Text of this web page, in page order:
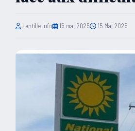
Lentille Info 15 mai 2025 15 Mai 2025